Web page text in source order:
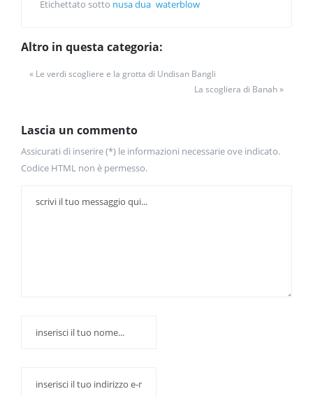
Etichettato sotto nusa dua waterblow
Altro in questa categoria:
« Le verdi scogliere e la grotta di Undisan Bangli
La scogliera di Banah »
Lascia un commento
Assicurati di inserire (*) le informazioni necessarie ove indicato.
Codice HTML non è permesso.